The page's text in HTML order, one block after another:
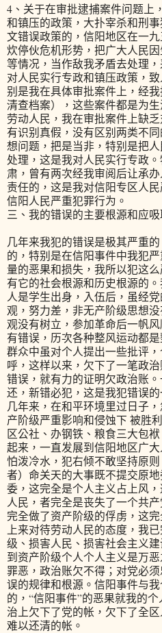
4、关于在审批逮捕案件问题上
和镇压的政策，大扑宰杀和刑
文错误政策的，信阳地区在一
炊停伙危机形势，把广大人民
等情况，当作敌我矛盾去处理
对人民实行专政和镇压政策，
别是我在具体审批案件上，经
清查档案），这些案件都是为
劳动人民，我在审批案件上缺
有识别真假，没有区别两类不
想问题，把是当非，特别是把
处理，这是我对人民实行专政
肃，曾有两次经我审阅后让承
责任的，这是我对信阳专区人
信阳人民严重犯罪行为。
三、我的错误的主要根源和应吸
几年来我犯的错误是极其严重
的，特别是在信阳事件中我犯
量的恶果和损失，我所以犯这
有它的社会根源和历史根源的
人是学生出身，入伍后，虽经
观，努力差，非无产阶级思想
观没有树立，参加革命后一帆
有错误，历次各种整风运动都
群众中虽对个人提出一些批评
呼，这样以来，欠下了一笔政
错误，就有力的证明欠政治账
还，新错必犯，这是我犯错误
几年来，在和平环境里过日子
产阶级严重影响和侵蚀下 被胜
区公社、办钢铁、粮食三大包
起来，一直发展到信阳地区广
怕泼冷水，犯右倾不敢坚持原
者）命关天的大事既不提交原
委，这完全是个人主义占上风
人民，者完全是丧失了一个共
完全做了资产阶级的俘虏，这
上来对待劳动人民的态度，我
级、损害人民、损害社会主义
到资产阶级个人个人主义是万
罪恶，政治账欠不得；对党必
误的规律和根源。信阳事件与
的，“信阳事件”的恶果就我的
治上欠下了党的帐，欠下了全
难以还清的帐。